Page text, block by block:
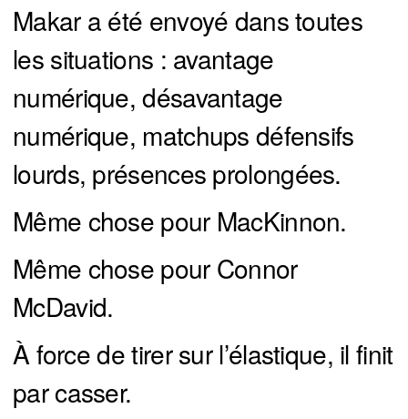
Makar a été envoyé dans toutes
les situations : avantage
numérique, désavantage
numérique, matchups défensifs
lourds, présences prolongées.
Même chose pour MacKinnon.
Même chose pour Connor
McDavid.
À force de tirer sur l’élastique, il finit
par casser.